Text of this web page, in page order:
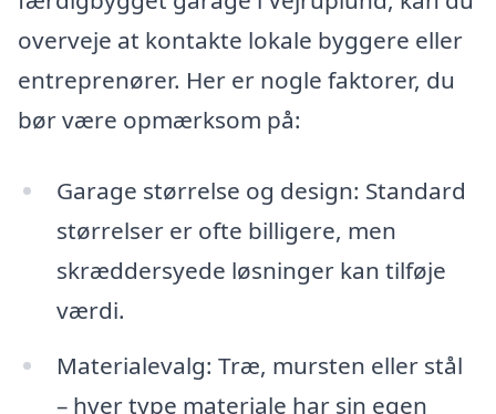
overveje at kontakte lokale byggere eller
entreprenører. Her er nogle faktorer, du
bør være opmærksom på:
Garage størrelse og design: Standard
størrelser er ofte billigere, men
skræddersyede løsninger kan tilføje
værdi.
Materialevalg: Træ, mursten eller stål
– hver type materiale har sin egen